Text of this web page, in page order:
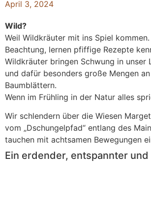
April 3, 2024
Wild?
Weil Wildkräuter mit ins Spiel
Beachtung, lernen pfiffige Rezepte
Wildkräuter bringen Schwung in unser
und dafür besonders große Mengen
Baumblättern.
Wenn im Frühling in der Natur alles
Wir schlendern über die Wiesen
vom „Dschungelpfad“ entlang des
tauchen mit achtsamen Bewegungen
Ein erdender, entspannter